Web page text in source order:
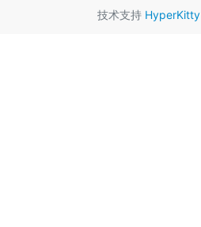
技术支持 HyperKitty